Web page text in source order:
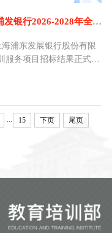
喜报｜四川大学教育培训部成功中标浦发银行2026-2028年全行高校培训服务项目
浦东发展银行股份有限
服务项目招标结果正式公
及丰富的金融人才培养
全国人才战略的核心合作
西部之巅本次...
15 下页
尾页